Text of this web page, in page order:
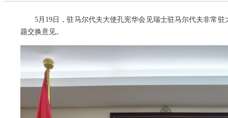
5月19日，驻马尔代夫大使孔宪华会见瑞士驻马尔代夫非常
题交换意见。